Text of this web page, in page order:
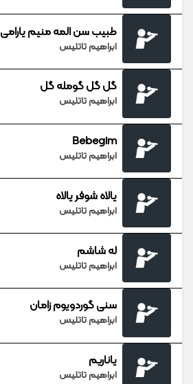
طبیب سن المه منیم یارامی
ابراهیم تاتلیس
گل گل گومله گل
ابراهیم تاتلیس
Bebegim
ابراهیم تاتلیس
یالاه شوفر یالاه
ابراهیم تاتلیس
له شاشم
ابراهیم تاتلیس
سنی گوردویوم زامان
ابراهیم تاتلیس
یاناریم
ابراهیم تاتلیس